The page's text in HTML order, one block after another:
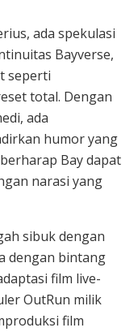
ada spekulasi
Bayverse,
seperti
total. Dengan
ada
humor yang
Bay dapat
narasi yang
sibuk dengan
dengan bintang
film live-
OutRun milik
film